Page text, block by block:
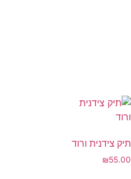
תיק צידנית ורוד
₪55.00